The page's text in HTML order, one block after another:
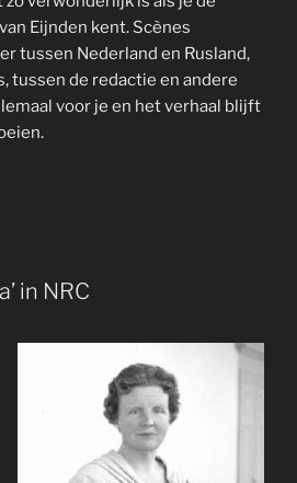
Eijnden kent. Scènes
tussen Nederland en Rusland,
tussen de redactie en andere
voor je en het verhaal blijft
in NRC